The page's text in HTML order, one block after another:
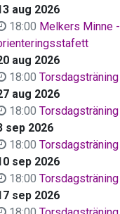
aug 2026
18:00 Melkers Minne -
aug 2026
18:00 Torsdagsträning
aug 2026
18:00 Torsdagsträning
sep 2026
18:00 Torsdagsträning
sep 2026
18:00 Torsdagsträning
sep 2026